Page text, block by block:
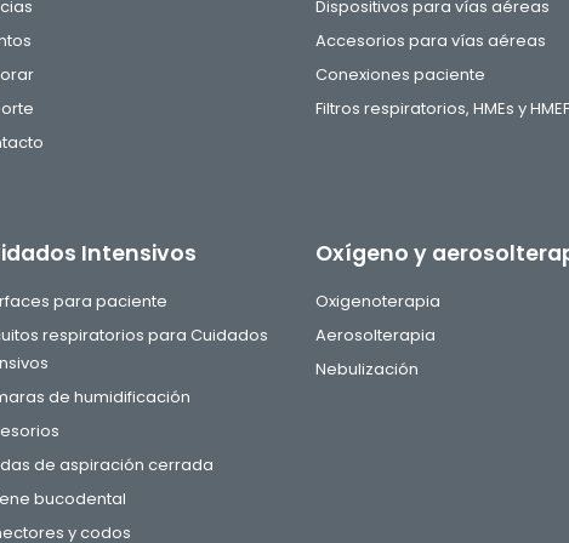
Dispositivos para vías aéreas
Accesorios para vías aéreas
Conexiones paciente
Filtros respiratorios, HMEs y
Intensivos
para paciente
respiratorios para Cuidados
de humidificación
de aspiración cerrada
bucodental
y codos
Oxígeno y
Oxigenoterapia
Aerosolterapia
Nebulización